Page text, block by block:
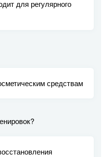
для регулярного
средствам